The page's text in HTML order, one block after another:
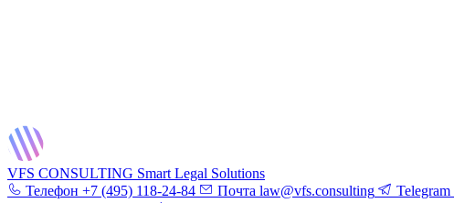
VFS CONSULTING Smart Legal Solutions
Телефон +7 (495) 118-24-84 Почта law@vfs.consulting Telegram